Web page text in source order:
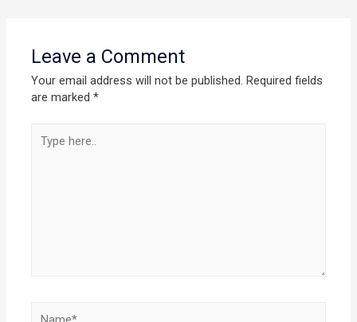
Leave a Comment
Your email address will not be published. Required fields
are marked*
here..